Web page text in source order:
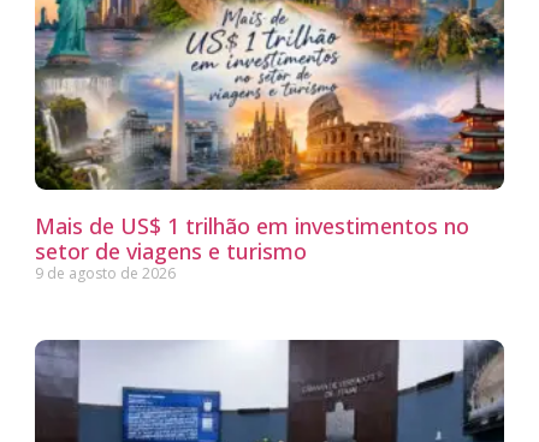
Mais de US$ 1 trilhão em investimentos no
setor de viagens e turismo
9 de agosto de 2026